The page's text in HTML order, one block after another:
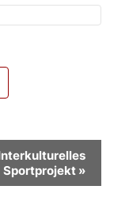
Sportprojekt »